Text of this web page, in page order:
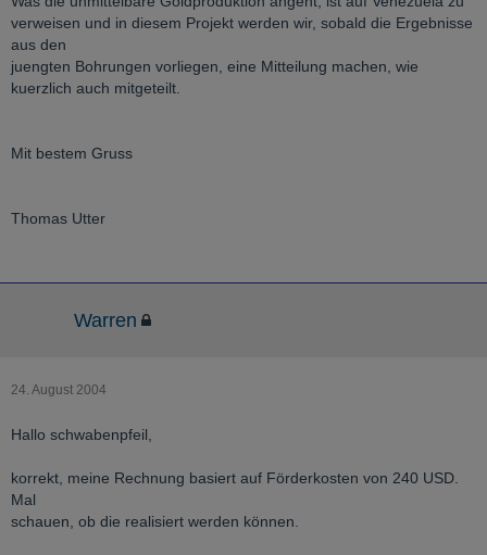
verweisen und in diesem Projekt werden wir, sobald die Ergebnisse
aus den
juengten Bohrungen vorliegen, eine Mitteilung machen, wie
kuerzlich auch mitgeteilt.
Mit bestem Gruss
Thomas Utter
Warren
24. August 2004
Hallo schwabenpfeil,
korrekt, meine Rechnung basiert auf Förderkosten von 240 USD.
Mal
schauen, ob die realisiert werden können.